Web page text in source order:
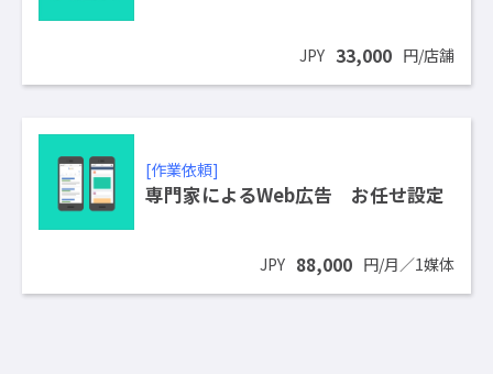
JPY 33,000 円/店舗
[作業依頼]
専門家によるWeb広告 お任せ設定
JPY 88,000 円/月／1媒体